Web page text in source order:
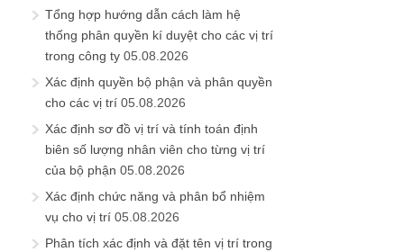
Tổng hợp hướng dẫn cách làm hệ
thống phân quyền kí duyệt cho các vị trí
trong công ty 05.08.2026
Xác định quyền bộ phận và phân quyền
cho các vị trí 05.08.2026
Xác định sơ đồ vị trí và tính toán định
biên số lượng nhân viên cho từng vị trí
của bộ phận 05.08.2026
Xác định chức năng và phân bổ nhiệm
vụ cho vị trí 05.08.2026
Phân tích xác định và đặt tên vị trí trong